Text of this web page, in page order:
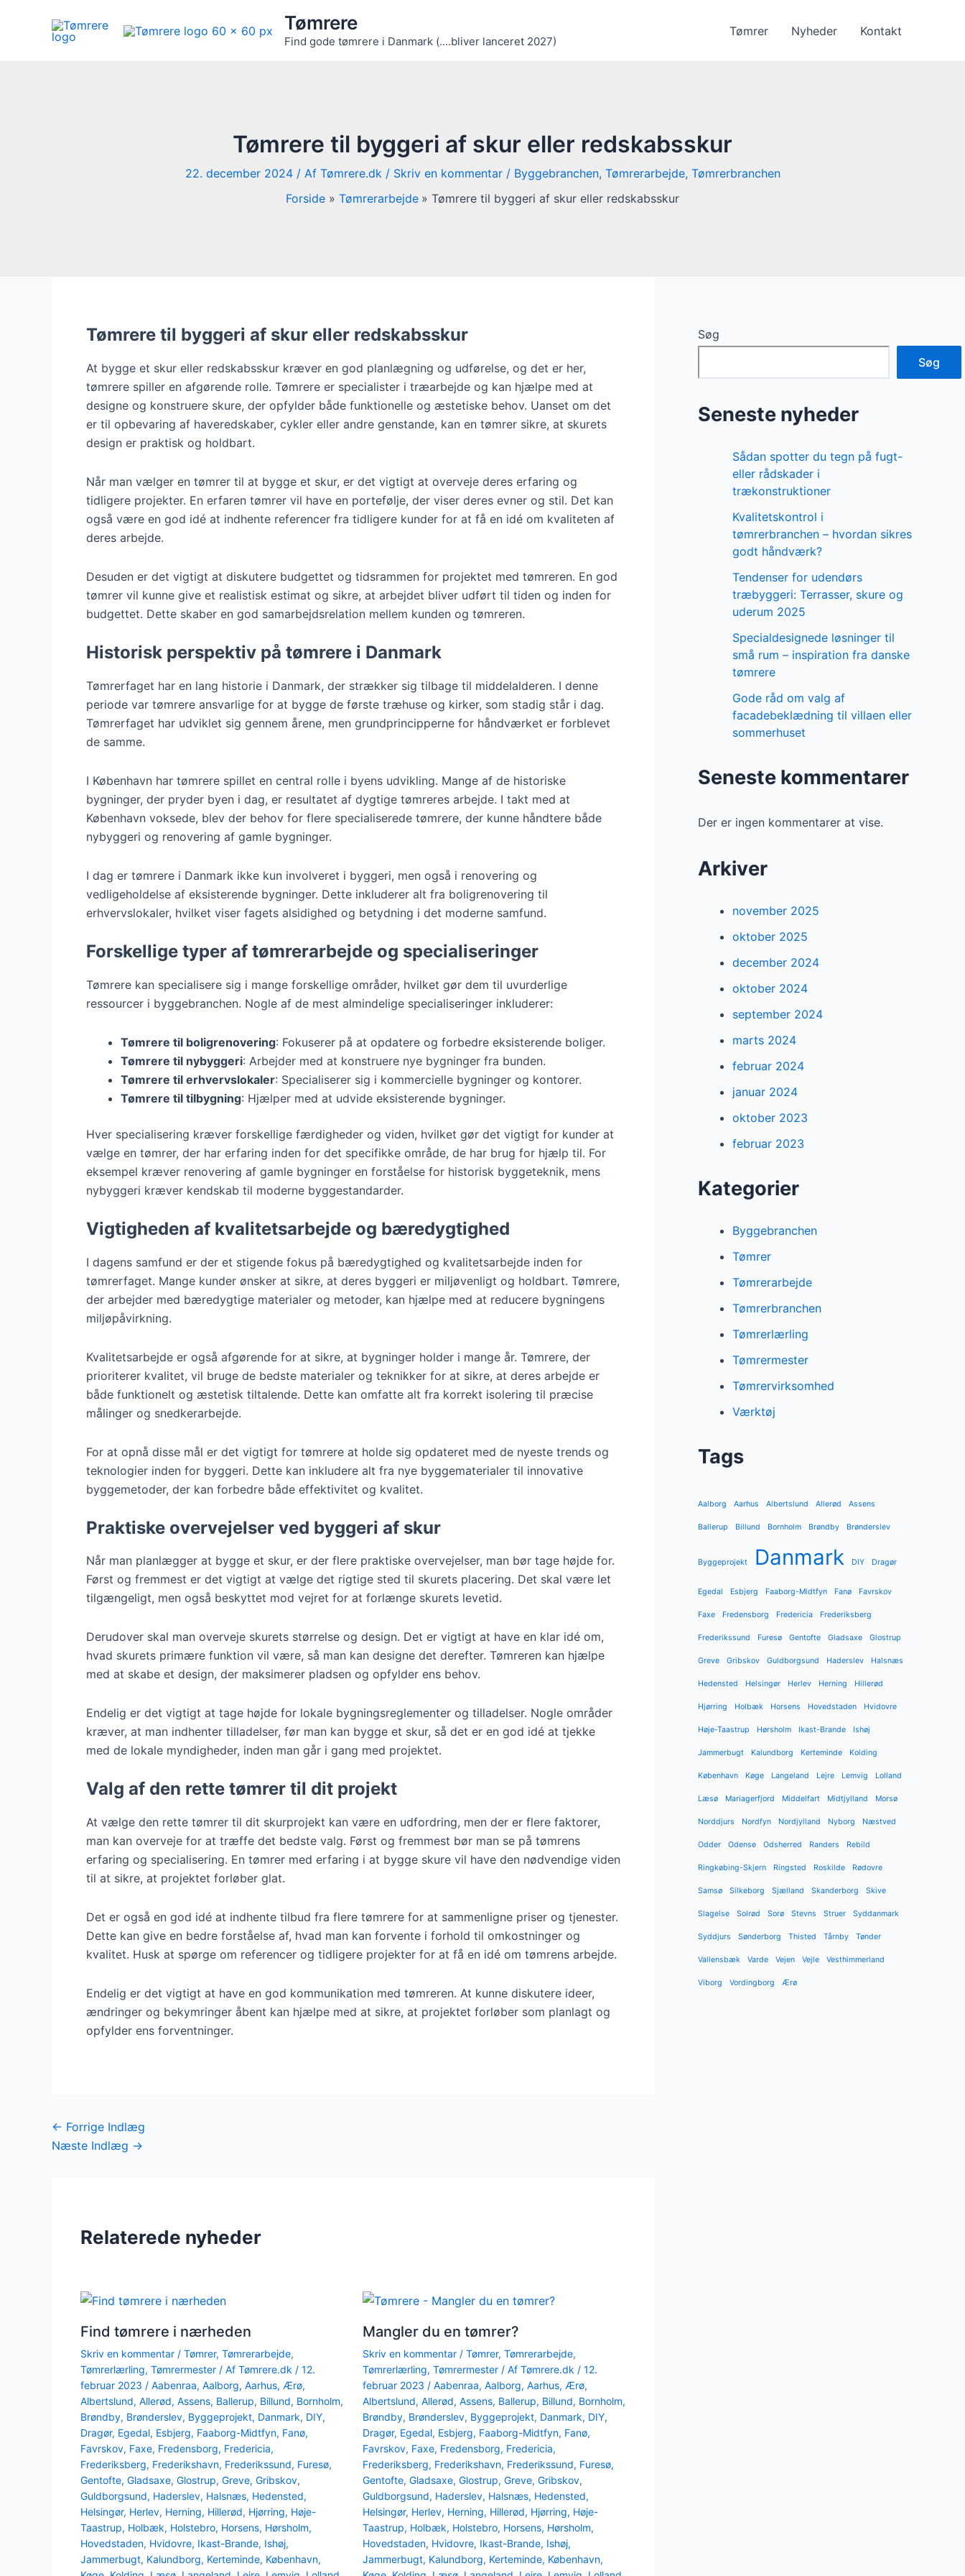
Tømrere
Find gode tømrere i Danmark (....bliver lanceret 2027)
Tømrer Nyheder Kontakt
Tømrere til byggeri af skur eller redskabsskur
22. december 2024 / Af Tømrere.dk / Skriv en kommentar / Byggebranchen, Tømrerarbejde, Tømrerbranchen
Forside
Tømrerarbejde Tømrere til byggeri af skur eller redskabsskur
Tømrere til byggeri af skur eller redskabsskur
At bygge et skur eller redskabsskur kræver en god planlægning og udførelse, og det er her,
tømrere spiller en afgørende rolle. Tømrere er specialister i træarbejde og kan hjælpe med at
designe og konstruere skure, der opfylder både funktionelle og æstetiske behov. Uanset om det
er til opbevaring af haveredskaber, cykler eller andre genstande, kan en tømrer sikre, at skurets
design er praktisk og holdbart.
Når man vælger en tømrer til at bygge et skur, er det vigtigt at overveje deres erfaring og
tidligere projekter. En erfaren tømrer vil have en portefølje, der viser deres evner og stil. Det kan
også være en god idé at indhente referencer fra tidligere kunder for at få en idé om kvaliteten af
deres arbejde.
Desuden er det vigtigt at diskutere budgettet og tidsrammen for projektet med tømreren. En god
tømrer vil kunne give et realistisk estimat og sikre, at arbejdet bliver udført til tiden og inden for
budgettet. Dette skaber en god samarbejdsrelation mellem kunden og tømreren.
Historisk perspektiv på tømrere i Danmark
Tømrerfaget har en lang historie i Danmark, der strækker sig tilbage til middelalderen. I denne
periode var tømrere ansvarlige for at bygge de første træhuse og kirker, som stadig står i dag.
Tømrerfaget har udviklet sig gennem årene, men grundprincipperne for håndværket er forblevet
de samme.
I København har tømrere spillet en central rolle i byens udvikling. Mange af de historiske
bygninger, der pryder byen i dag, er resultatet af dygtige tømreres arbejde. I takt med at
København voksede, blev der behov for flere specialiserede tømrere, der kunne håndtere både
nybyggeri og renovering af gamle bygninger.
I dag er tømrere i Danmark ikke kun involveret i byggeri, men også i renovering og
vedligeholdelse af eksisterende bygninger. Dette inkluderer alt fra boligrenovering til
erhvervslokaler, hvilket viser fagets alsidighed og betydning i det moderne samfund.
Forskellige typer af tømrerarbejde og specialiseringer
Tømrere kan specialisere sig i mange forskellige områder, hvilket gør dem til uvurderlige
ressourcer i byggebranchen. Nogle af de mest almindelige specialiseringer inkluderer:
Tømrere til boligrenovering: Fokuserer på at opdatere og forbedre eksisterende boliger.
Tømrere til nybyggeri: Arbejder med at konstruere nye bygninger fra bunden.
Tømrere til erhvervslokaler: Specialiserer sig i kommercielle bygninger og kontorer.
Tømrere til tilbygning: Hjælper med at udvide eksisterende bygninger.
Hver specialisering kræver forskellige færdigheder og viden, hvilket gør det vigtigt for kunder at
vælge en tømrer, der har erfaring inden for det specifikke område, de har brug for hjælp til. For
eksempel kræver renovering af gamle bygninger en forståelse for historisk byggeteknik, mens
nybyggeri kræver kendskab til moderne byggestandarder.
Vigtigheden af kvalitetsarbejde og bæredygtighed
I dagens samfund er der et stigende fokus på bæredygtighed og kvalitetsarbejde inden for
tømrerfaget. Mange kunder ønsker at sikre, at deres byggeri er miljøvenligt og holdbart. Tømrere,
der arbejder med bæredygtige materialer og metoder, kan hjælpe med at reducere bygningens
miljøpåvirkning.
Kvalitetsarbejde er også afgørende for at sikre, at bygninger holder i mange år. Tømrere, der
prioriterer kvalitet, vil bruge de bedste materialer og teknikker for at sikre, at deres arbejde er
både funktionelt og æstetisk tiltalende. Dette kan omfatte alt fra korrekt isolering til præcise
målinger og snedkerarbejde.
For at opnå disse mål er det vigtigt for tømrere at holde sig opdateret med de nyeste trends og
teknologier inden for byggeri. Dette kan inkludere alt fra nye byggematerialer til innovative
byggemetoder, der kan forbedre både effektivitet og kvalitet.
Praktiske overvejelser ved byggeri af skur
Når man planlægger at bygge et skur, er der flere praktiske overvejelser, man bør tage højde for.
Først og fremmest er det vigtigt at vælge det rigtige sted til skurets placering. Det skal være let
tilgængeligt, men også beskyttet mod vejret for at forlænge skurets levetid.
Derudover skal man overveje skurets størrelse og design. Det er vigtigt at have en klar idé om,
hvad skurets primære funktion vil være, så man kan designe det derefter. Tømreren kan hjælpe
med at skabe et design, der maksimerer pladsen og opfylder ens behov.
Endelig er det vigtigt at tage højde for lokale bygningsreglementer og tilladelser. Nogle områder
kræver, at man indhenter tilladelser, før man kan bygge et skur, så det er en god idé at tjekke
med de lokale myndigheder, inden man går i gang med projektet.
Valg af den rette tømrer til dit projekt
At vælge den rette tømrer til dit skurprojekt kan være en udfordring, men der er flere faktorer,
man kan overveje for at træffe det bedste valg. Først og fremmest bør man se på tømrens
erfaring og specialisering. En tømrer med erfaring i at bygge skure vil have den nødvendige viden
til at sikre, at projektet forløber glat.
Det er også en god idé at indhente tilbud fra flere tømrere for at sammenligne priser og tjenester.
Dette kan give en bedre forståelse af, hvad man kan forvente i forhold til omkostninger og
kvalitet. Husk at spørge om referencer og tidligere projekter for at få en idé om tømrens arbejde.
Endelig er det vigtigt at have en god kommunikation med tømreren. At kunne diskutere ideer,
ændringer og bekymringer åbent kan hjælpe med at sikre, at projektet forløber som planlagt og
opfylder ens forventninger.
← Forrige Indlæg
Næste Indlæg →
Relaterede nyheder
Find tømrere i nærheden
Skriv en kommentar / Tømrer, Tømrerarbejde,
Tømrerlærling, Tømrermester / Af Tømrere.dk / 12.
februar 2023 / Aabenraa, Aalborg, Aarhus, Ærø,
Albertslund, Allerød, Assens, Ballerup, Billund, Bornholm,
Brøndby, Brønderslev, Byggeprojekt, Danmark, DIY,
Dragør, Egedal, Esbjerg, Faaborg-Midtfyn, Fanø,
Favrskov, Faxe, Fredensborg, Fredericia,
Frederiksberg, Frederikshavn, Frederikssund, Furesø,
Gentofte, Gladsaxe, Glostrup, Greve, Gribskov,
Guldborgsund, Haderslev, Halsnæs, Hedensted,
Helsingør, Herlev, Herning, Hillerød, Hjørring, Høje-
Taastrup, Holbæk, Holstebro, Horsens, Hørsholm,
Hovedstaden, Hvidovre, Ikast-Brande, Ishøj,
Jammerbugt, Kalundborg, Kerteminde, København,
Mangler du en tømrer?
Skriv en kommentar / Tømrer, Tømrerarbejde,
Tømrerlærling, Tømrermester/ Af Tømrere.dk / 12.
februar 2023 / Aabenraa, Aalborg, Aarhus, Ærø,
Albertslund, Allerød, Assens, Ballerup, Billund, Bornholm,
Brøndby, Brønderslev, Byggeprojekt, Danmark, DIY,
Dragør, Egedal, Esbjerg, Faaborg-Midtfyn, Fanø,
Favrskov, Faxe, Fredensborg, Fredericia,
Frederiksberg, Frederikshavn, Frederikssund, Furesø,
Gentofte, Gladsaxe, Glostrup, Greve, Gribskov,
Guldborgsund, Haderslev, Halsnæs, Hedensted,
Helsingør, Herlev, Herning, Hillerød, Hjørring, Høje-
Taastrup, Holbæk, Holstebro, Horsens, Hørsholm,
Hovedstaden, Hvidovre, Ikast-Brande, Ishøj,
Jammerbugt, Kalundborg, Kerteminde, København,
Søg
Søg
Seneste nyheder
Sådan spotter du tegn på fugt-
eller rådskader i
trækonstruktioner
Kvalitetskontrol i
tømrerbranchen – hvordan sikres
godt håndværk?
Tendenser for udendørs
træbyggeri: Terrasser, skure og
uderum 2025
Specialdesignede løsninger til
små rum – inspiration fra danske
tømrere
Gode råd om valg af
facadebeklædning til villaen eller
sommerhuset
Seneste kommentarer
Der er ingen kommentarer at vise.
Arkiver
november 2025
oktober 2025
december 2024
oktober 2024
september 2024
marts 2024
februar 2024
januar 2024
oktober 2023
februar 2023
Kategorier
Byggebranchen
Tømrer
Tømrerarbejde
Tømrerbranchen
Tømrerlærling
Tømrermester
Tømrervirksomhed
Værktøj
Tags
Aalborg Aarhus Albertslund Allerød Assens
Ballerup Billund Bornholm Brøndby Brønderslev
Byggeprojekt Danmark DIY Dragør
Egedal Esbjerg Faaborg-Midtfyn Fanø Favrskov
Faxe Fredensborg Fredericia Frederiksberg
Frederikssund Furesø Gentofte Gladsaxe Glostrup
Greve Gribskov Guldborgsund Haderslev Halsnæs
Hedensted Helsingør Herlev Herning Hillerød
Hjørring Holbæk Horsens Hovedstaden Hvidovre
Høje-Taastrup Hørsholm Ikast-Brande Ishøj
Jammerbugt Kalundborg Kerteminde Kolding
København Køge Langeland Lejre Lemvig Lolland
Læsø Mariagerfjord Middelfart Midtjylland Morsø
Norddjurs Nordfyn Nordjylland Nyborg Næstved
Odder Odense Odsherred Randers Rebild
Ringkøbing-Skjern Ringsted Roskilde Rødovre
Samsø Silkeborg Sjælland Skanderborg Skive
Slagelse Solrød Sorø Stevns Struer Syddanmark
Syddjurs Sønderborg Thisted Tårnby Tønder
Vallensbæk Varde Vejen Vejle Vesthimmerland
Viborg Vordingborg Ærø